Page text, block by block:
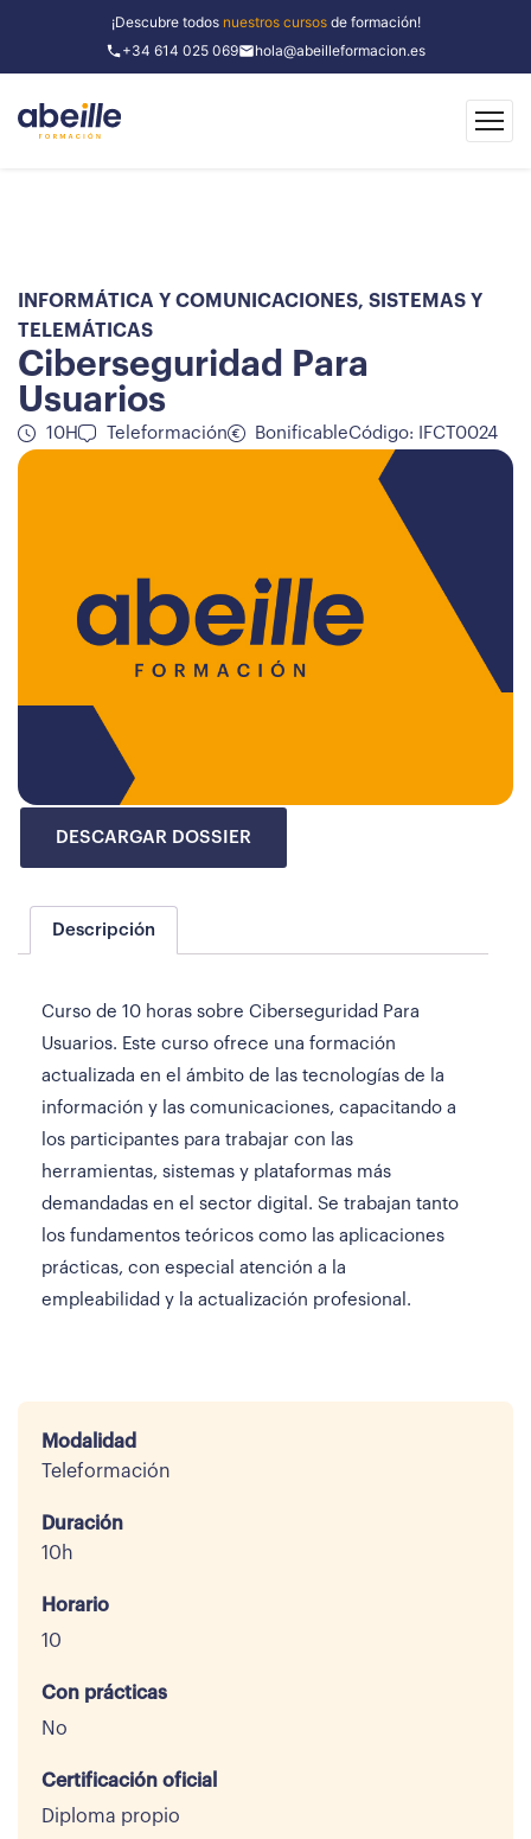
¡Descubre todos nuestros cursosde formación!
+34 614 025 069
hola@abeilleformacion.es
INFORMÁTICA Y COMUNICACIONES, SISTEMAS Y
TELEMÁTICAS
Ciberseguridad Para
Usuarios
10H Teleformación BonificableCódigo: IFCT0024
DESCARGAR DOSSIER
Descripción
Curso de 10 horas sobre Ciberseguridad Para
Usuarios. Este curso ofrece una formación
actualizada en el ámbito de las tecnologías de la
información y las comunicaciones, capacitando a
los participantes para trabajar con las
herramientas, sistemas y plataformas más
demandadas en el sector digital. Se trabajan tanto
los fundamentos teóricos como las aplicaciones
prácticas, con especial atención a la
empleabilidad y la actualización profesional.
Modalidad
Teleformación
Duración
10h
Horario
10
Con prácticas
No
Certificación oficial
Diploma propio